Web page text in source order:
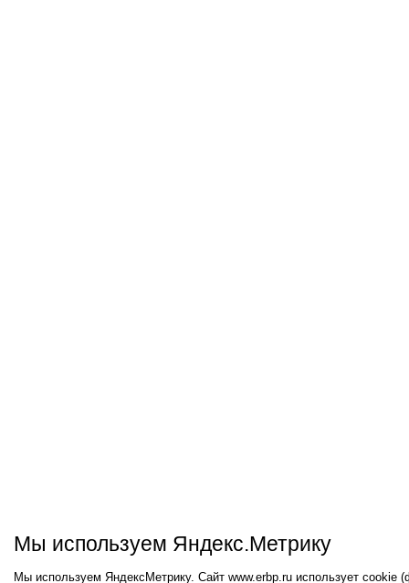
Мы используем Яндекс.Метрику
Мы используем ЯндексМетрику. Сайт www.erbp.ru использует